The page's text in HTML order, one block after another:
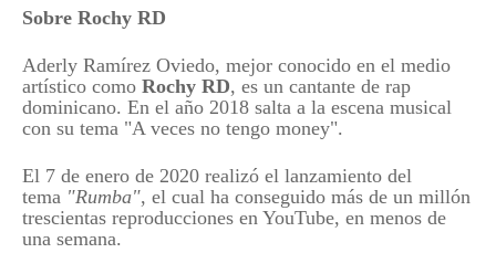
Sobre Rochy RD
Aderly Ramírez Oviedo, mejor conocido en el medio
artístico como Rochy RD, es un cantante de rap
dominicano. En el año 2018 salta a la escena musical
con su tema "A veces no tengo money".
El 7 de enero de 2020 realizó el lanzamiento del
tema "Rumba", el cual ha conseguido más de un millón
trescientas reproducciones en YouTube, en menos de
una semana.